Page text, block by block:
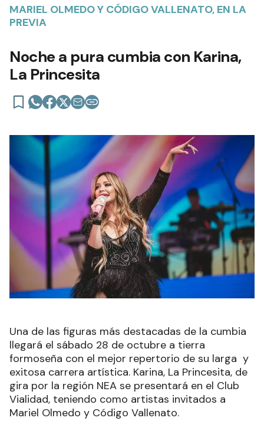
MARIEL OLMEDO Y CÓDIGO VALLENATO, EN LA
PREVIA
Noche a pura cumbia con Karina,
La Princesita
Una de las figuras más destacadas de la cumbia
llegará el sábado 28 de octubre a tierra
formoseña con el mejor repertorio de su larga y
exitosa carrera artística. Karina, La Princesita, de
gira por la región NEA se presentará en el Club
Vialidad, teniendo como artistas invitados a
Mariel Olmedo y Código Vallenato.